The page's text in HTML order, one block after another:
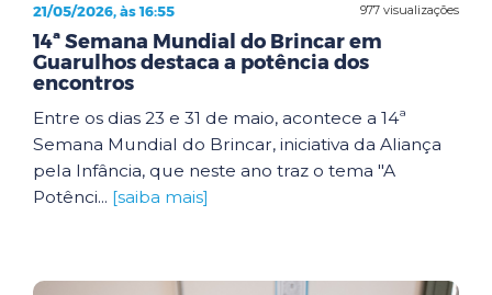
977 visualizações
21/05/2026, às 16:55
14ª Semana Mundial do Brincar em
Guarulhos destaca a potência dos
encontros
Entre os dias 23 e 31 de maio, acontece a 14ª
Semana Mundial do Brincar, iniciativa da Aliança
pela Infância, que neste ano traz o tema "A
Potênci... [saiba mais]